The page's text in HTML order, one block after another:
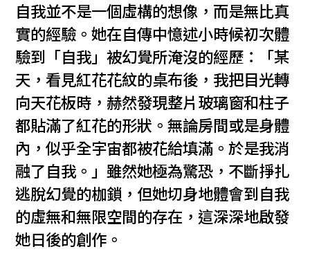
自我並不是一個虛構的想像，而是無比真
實的經驗。她在自傳中憶述小時候初次體
驗到「自我」被幻覺所淹沒的經歷：「某
天，看見紅花花紋的桌布後，我把目光轉
向天花板時，赫然發現整片玻璃窗和柱子
都貼滿了紅花的形狀。無論房間或是身體
內，似乎全宇宙都被花給填滿。於是我消
融了自我。」雖然她極為驚恐，不斷掙扎
逃脫幻覺的枷鎖，但她切身地體會到自我
的虛無和無限空間的存在，這深深地啟發
她日後的創作。